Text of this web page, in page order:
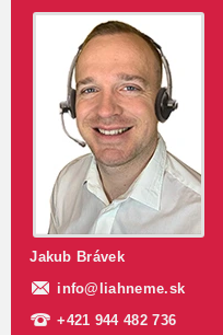
Jakub Brávek
info@ liahneme.sk
+421 944 482 736